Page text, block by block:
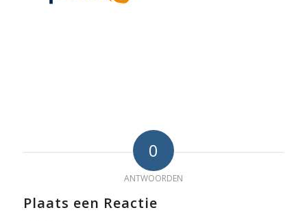
0
ANTWOORDEN
Plaats een Reactie